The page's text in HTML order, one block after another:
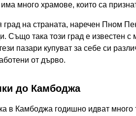
има много храмове, които са
град на страната, наречен Пном
Също така този град е известен с
пазари купуват за себе си
от дърво.
до Камбоджа
в Камбоджа годишно идват много